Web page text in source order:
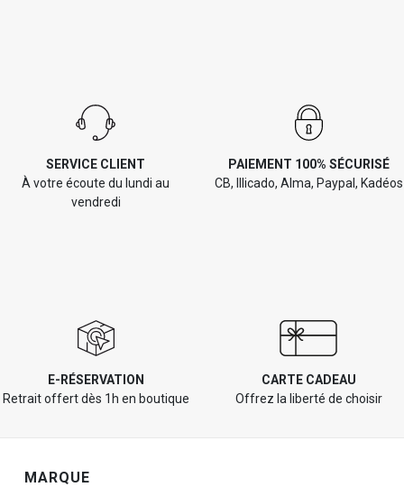
SERVICE CLIENT
À votre écoute du lundi au
vendredi
PAIEMENT 100% SÉCURISÉ
CB, Illicado, Alma, Paypal, Kadéos
E-RÉSERVATION
Retrait offert dès 1h en boutique
CARTE CADEAU
Offrez la liberté de choisir
Navigation de pied de page
MARQUE